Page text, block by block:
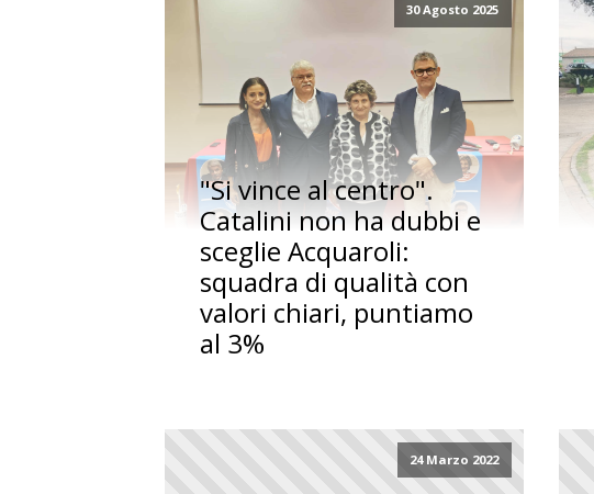
30 Agosto 2025
"Si vince al centro".
Catalini non ha dubbi e
sceglie Acquaroli:
squadra di qualità con
valori chiari, puntiamo
al 3%
24 Marzo 2022